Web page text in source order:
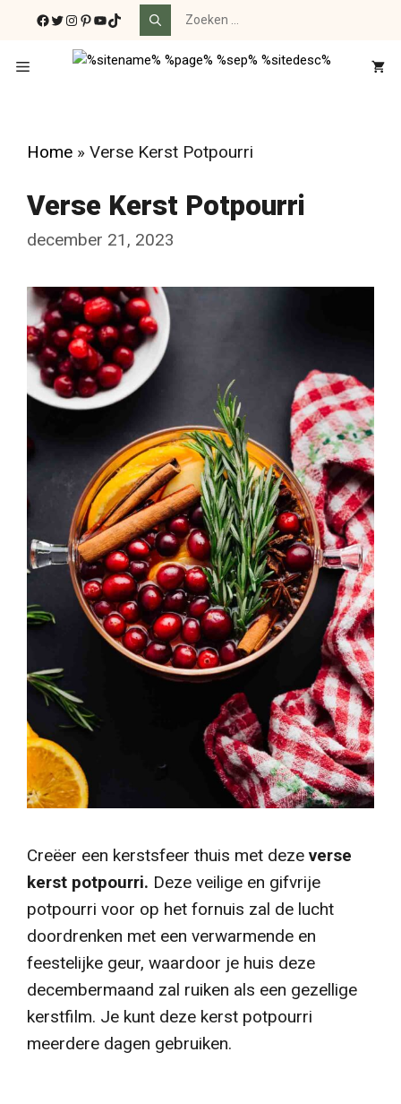
de
Facebook
Twitter
Instagram
Pinterest
YouTube
TikTok
Zoek
Menu
Home » Verse Kerst Potpourri
Verse Kerst Potpourri
december 21, 2023
Creëer een kerstsfeer thuis met deze verse
kerst potpourri. Deze veilige en gifvrije
potpourri voor op het fornuis zal de lucht
doordrenken met een verwarmende en
feestelijke geur, waardoor je huis deze
decembermaand zal ruiken als een gezellige
kerstfilm. Je kunt deze kerst potpourri
meerdere dagen gebruiken.